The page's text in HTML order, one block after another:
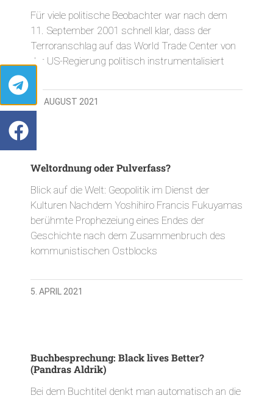
Für viele politische Beobachter war nach dem
11. September 2001 schnell klar, dass der
Terroranschlag auf das World Trade Center von
der US-Regierung politisch instrumentalisiert
15. AUGUST 2021
Weltordnung oder Pulverfass?
Blick auf die Welt: Geopolitik im Dienst der
Kulturen Nachdem Yoshihiro Francis Fukuyamas
berühmte Prophezeiung eines Endes der
Geschichte nach dem Zusammenbruch des
kommunistischen Ostblocks
5. APRIL 2021
Buchbesprechung: Black lives Better?
(Pandras Aldrik)
Bei dem Buchtitel denkt man automatisch an die